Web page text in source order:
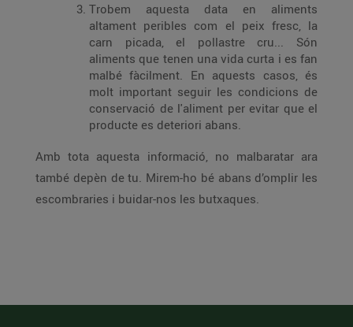
Trobem aquesta data en aliments
altament peribles com el peix fresc, la
carn picada, el pollastre cru... Són
aliments que tenen una vida curta i es fan
malbé fàcilment. En aquests casos, és
molt important seguir les condicions de
conservació de l'aliment per evitar que el
producte es deteriori abans.
Amb tota aquesta informació, no malbaratar ara
també depèn de tu. Mirem-ho bé abans d’omplir les
escombraries i buidar-nos les butxaques.